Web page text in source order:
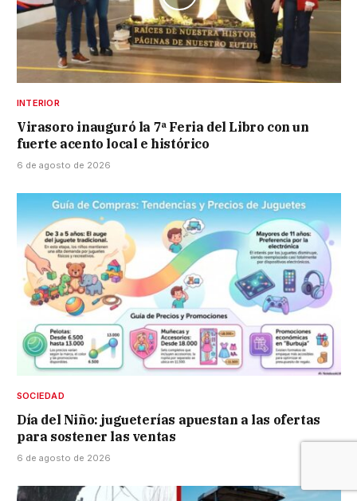
INTERIOR
Virasoro inauguró la 7ª Feria del Libro con un
fuerte acento local e histórico
6 de agosto de 2026
SOCIEDAD
Día del Niño: jugueterías apuestan a las ofertas
para sostener las ventas
6 de agosto de 2026